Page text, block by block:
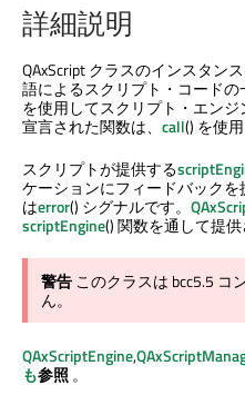
詳細説明
QAxScript クラスのインスタン
語によるスクリプト・コード
を使用してスクリプト・エン
宣言された関数は、 call() を使
スクリプトが提供する
ケーションにフィードバック
はerror() シグナルです。
scriptEngine() 関数を通して提供
警告このクラスは bcc5.5 コ
ん。
QAxScriptEngine,
も参照 。